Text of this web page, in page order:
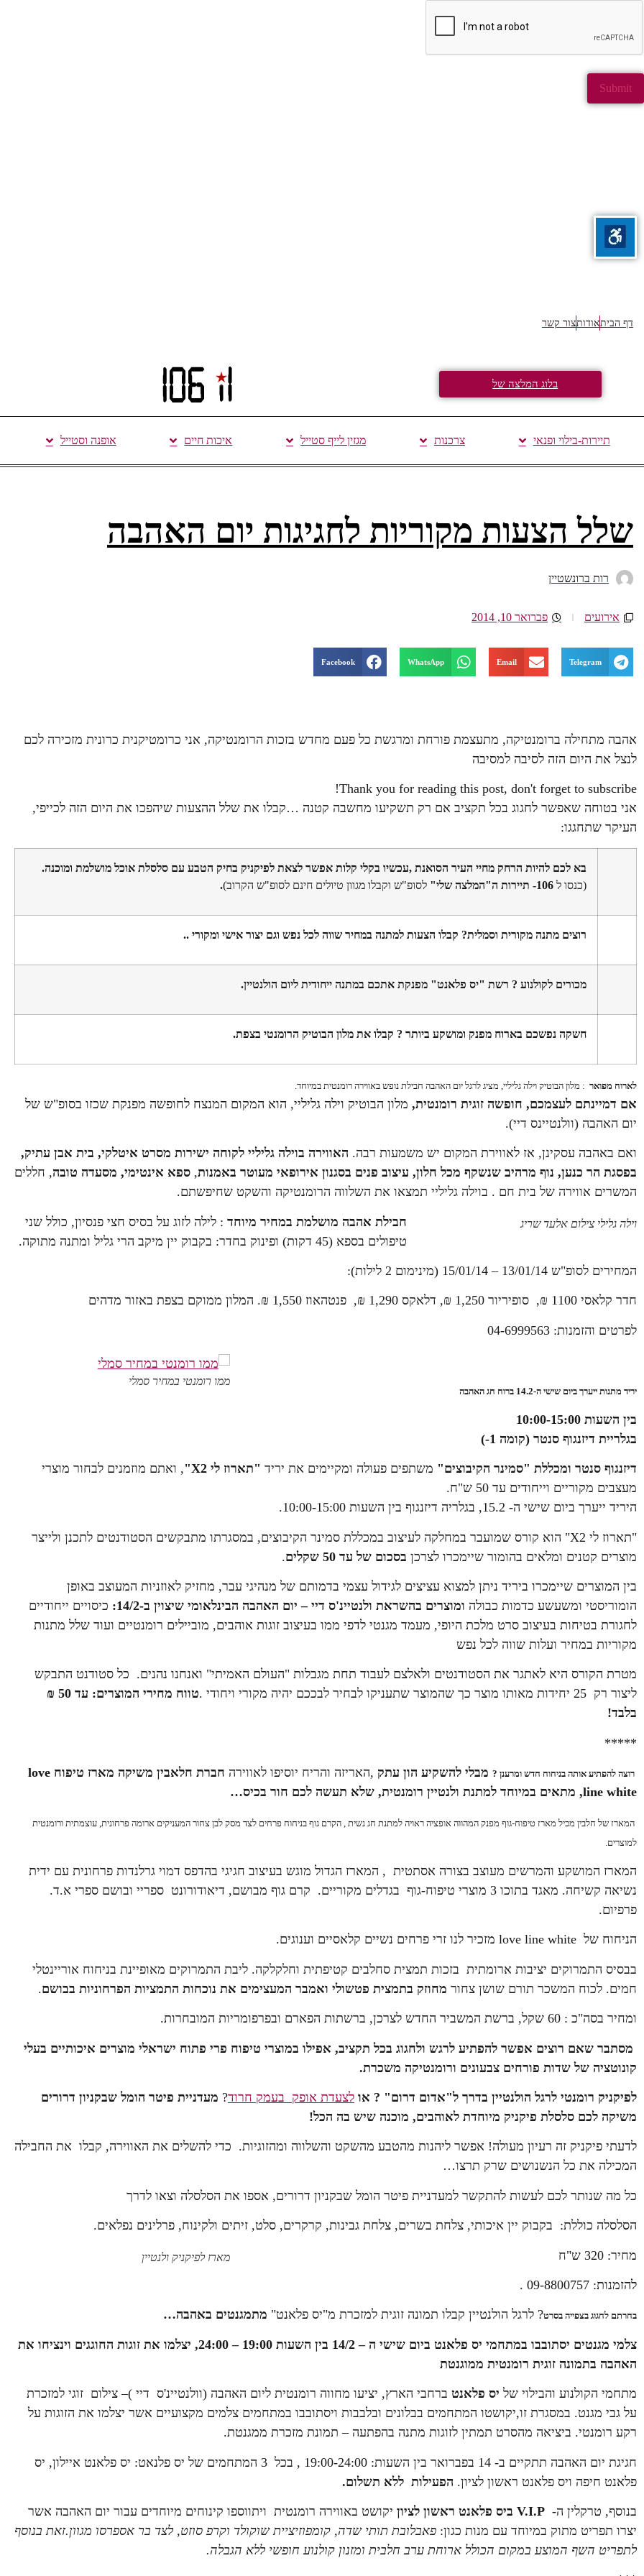
דף הביתאודותצור קשר
בלוג המלצה של
תיירות-בילוי ופנאי צרכנות מגזין לייף סטייל איכות חיים אופנה וסטייל
שלל הצעות מקוריות לחגיגות יום האהבה
רות ברונשטיין
אירועים פברואר 10, 2014
Telegram
Email
WhatsApp
Facebook
אהבה מתחילה ברומנטיקה, מתעצמת פורחת ומרגשת כל פעם מחדש בזכות הרומנטיקה, אני כרומטיקנית כרונית מזכירה לכם
לנצל את היום הזה לסיבה למסיבה
Thank you for reading this post, don't forget to subscribe!
אני בטוחה שאפשר לחגוג בכל תקציב אם רק תשקיעו מחשבה קטנה …קבלו את שלל ההצעות שיהפכו את היום הזה לכייפי,
העיקר שתחגגו:
בא לכם להיות הרחק מחיי העיר הסואנת ,עכשיו בקלי קלות אפשר לצאת לפיקניק בחיק הטבע עם סלסלת אוכל מושלמת ומוכנה.
(כנסו ל 106- תיירות ה"המלצה שלי" לסופ"ש וקבלו מגוון טיולים חינם לסופ"ש הקרוב).
רוצים מתנה מקורית וסמלית? קבלו הצעות למתנה במחיר שווה לכל נפש וגם יצור אישי ומקורי ..
מכורים לקולנוע ? רשת "יס פלאנט" מפנקת אתכם במתנה ייחודית ליום הולנטיין.
חשקה נפשכם בארוח מפנק ומושקע ביותר ? קבלו את מלון הבוטיק הרומנטי בצפת.
לארוח מפואר : מלון הבוטיק וילה גליליי, מציג לרגל יום האהבה חבילת נופש באווירה רומנטית במיוחד.
אם דמיינתם לעצמכם, חופשה זוגית רומנטית, מלון הבוטיק וילה גליליי, הוא המקום המנצח לחופשה מפנקת שכזו בסופ"ש של
יום האהבה (וולנטיינס דיי).
ואם באהבה עסקינן, אז לאווירת המקום יש משמעות רבה. האווירה בוילה גליליי לקוחה ישירות מסרט איטלקי, בית אבן עתיק,
בפסגת הר כנען, נוף מרהיב שנשקף מכל חלון, עיצוב פנים בסגנון אירופאי מעוטר באמנות, ספא אינטימי, מסעדה טובה, חללים
המשרים אווירה של בית חם . בוילה גליליי תמצאו את השלווה הרומנטיקה והשקט שחיפשתם.
וילה גלילי צילום אלעד שריג חבילת אהבה מושלמת במחיר מיוחד : לילה לזוג על בסיס חצי פנסיון, כולל שני
טיפולים בספא (45 דקות) ופינוק בחדר: בקבוק יין מיקב הרי גליל ומתנה מתוקה.
המחירים לסופ"ש 13/01/14 – 15/01/14 (מינימום 2 לילות):
חדר קלאסי 1100 ₪, סופיריור 1,250 ₪, דלאקס 1,290 ₪, פנטהאוז 1,550 ₪. המלון ממוקם בצפת באזור מדהים
לפרטים והזמנות: 04-6999563
ממו רומנטי במחיר סמלי
יריד מתנות ייערך ביום שישי ה-14.2 ברוח חג האהבה
בין השעות 10:00-15:00
בגלריית דיזנגוף סנטר (קומה 1-)
דיזנגוף סנטר ומכללת "סמינר הקיבוצים" משתפים פעולה ומקיימים את יריד "תארוז לי X2"
, ואתם מוזמנים לבחור מוצרי
מעצבים מקוריים וייחודים עד 50 ש"ח.
היריד ייערך ביום שישי ה- 15.2, בגלריה דיזנגוף בין השעות 10:00-15:00.
"תארוז לי X2" הוא קורס שמועבר במחלקה לעיצוב במכללת סמינר הקיבוצים, במסגרתו מתבקשים הסטודנטים לתכנן ולייצר
מוצרים קטנים ומלאים בהומור שיימכרו לצרכן בסכום של עד 50 שקלים .
בין המוצרים שיימכרו ביריד ניתן למצוא עציצים לגידול עצמי בדמותם של מנהיגי עבר, מחזיק לאוזניות המעוצב באופן
הומוריסטי ומשעשע כדמות כבולה ומוצרים בהשראת ולנטיינ'ס דיי – יום האהבה הבינלאומי שיצוין ב-14/2:
כיסויים ייחודיים
לחגורת בטיחות בעיצוב סרט מלכת היופי, מעמד מגנטי לדפי ממו בעיצוב זוגות אוהבים, מוביילים רומנטיים ועוד שלל מתנות
מקוריות במחיר ועלות שווה לכל נפש
מטרת הקורס היא לאתגר את הסטודנטים ולאלצם לעבוד תחת מגבלות "העולם האמיתי" ואנחנו נהנים. כל סטודנט התבקש
ליצור רק 25 יחידות מאותו מוצר כך שהמוצר שתעניקו לבחיר לבככם יהיה מקורי ויחודי .
טווח מחירי המוצרים: עד 50 ₪
בלבד!
*****
רוצה להפתיע אותה בניחוח חדש ומרענן ? מבלי להשקיע הון עתק ,האריזה והריח יוסיפו לאווירה חברת חלאבין משיקה מארז טיפוח love
line white, מתאים במיוחד למתנת ולנטיין רומנטית, שלא תעשה לכם חור בכיס…
המארז של חלבין מכיל מארז טיפוח-גוף מפנק המהווה אופציה ראויה למתנת חג נשית , הקרם גוף בניחוח פרחים לצד מסק לבן צחור המעניקים ארומה פרחונית, עוצמתית ורומנטית
למוצרים.
המארז המושקע והמרשים מעוצב בצורה אסתטית , המארז הגדול מוגש בעיצוב חגיגי בהדפס דמוי גרלנדות פרחונית עם ידית
נשיאה קשיחה. מאגד בתוכו 3 מוצרי טיפוח-גוף בגדלים מקוריים. קרם גוף מבושם, דיאודורונט ספריי ובושם ספרי א.ד.
פרפיום.
הניחוח של love line white מזכיר לנו זרי פרחים נשיים קלאסיים וענוגים.
בבסיס התמרוקים יציבות ארומתית בזכות תמצית סחלבים קטיפתית וחלקלקה. ליבת התמרוקים מאופיינת בניחוח אוריינטלי
חמים. לכוח המשכר תורם שושן צחור מחוזק בתמצית פטשולי ואמבר המעצימים את נוכחות התמציות הפרחוניות בבושם.
ומחיר בסה"כ : 60 שקל, ברשת המשביר החדש לצרכן, ברשתות הפארם ובפרפומריות המובחרות.
מסתבר שאם רוצים אפשר להפתיע לרגש ולחגוג בכל תקציב, אפילו במוצרי טיפוח פרי פתוח ישראלי מוצרים איכותיים בעלי
קונוטציה של שדות פורחים צבעונים ורומנטיקה משכרת.
לפיקניק רומנטי לרגל הולנטיין בדרך ל"אדום דרום" ? או לצעדת אופק בעמק חרוד? מעדניית פיטר הומל שבקניון דרורים
משיקה לכם סלסלת פיקניק מיוחדת לאוהבים, מוכנה שיש בה הכל!
לדעתי פיקניק זה רעיון מעולה! אפשר ליהנות מהטבע מהשקט והשלווה ומהזוגיות. כדי להשלים את האווירה, קבלו את החבילה
המכילה את כל הנשנושים שרק תרצו…
כל מה שנותר לכם לעשות להתקשר למעדניית פיטר הומל שבקניון דרורים, אספו את הסלסלה וצאו לדרך
הסלסלה כוללת: בקבוק יין איכותי, צלחת בשרים, צלחת גבינות, קרקרים, סלט, זיתים ולקינוח, פרלינים נפלאים.
מארז לפיקניק ולנטיין מחיר: 320 ש"ח
להזמנות: 09-8800757 .
בחרתם לחגוג בצפייה בסרט? לרגל הולנטיין קבלו תמונה זוגית למזכרת מ"יס פלאנט" מתמגנטים באהבה…
צלמי מגנטים יסתובבו במתחמי יס פלאנט ביום שישי ה – 14/2 בין השעות 19:00 – 24:00, יצלמו את זוגות החוגגים וינציחו את
האהבה בתמונה זוגית רומנטית ממוגנטת
מתחמי הקולנוע והבילוי של יס פלאנט ברחבי הארץ, יציעו מחווה רומנטית ליום האהבה (וולנטיינ'ס דיי )– צילום זוגי למזכרת
על גבי מגנט. במסגרת זו,יקושטו המתחמים בבלונים ובלבבות ויסתובבו במתחמים צלמים מקצועיים אשר יצלמו את הזוגות על
רקע רומנטי. ביציאה מהסרט תמתין לזוגות מתנה בהפתעה – תמונת מזכרת ממגנטת.
חגיגת יום האהבה תתקיים ב- 14 בפברואר בין השעות: 19:00-24:00 , בכל 3 המתחמים של יס פלנאט: יס פלאנט איילון, יס
פלאנט חיפה ויס פלאנט ראשון לציון. הפעילות ללא תשלום.
בנוסף, טרקלין ה- V.I.P ביס פלאנט ראשון לציון יקושט באווירה רומנטית ויתווספו קינוחים מיוחדים עבור יום האהבה אשר
יצרו תפריט מתוק במיוחד עם מנות כגון: פאבלובת תותי שדה, קומפוזיציית שוקולד וקרפ סוזט, לצד בר אספרסו מגוון.זאת בנוסף
לתפריט השף המוצע במקום הכולל ארוחת ערב חלבית ומזנון קולנוע חופשי ללא הגבלה.